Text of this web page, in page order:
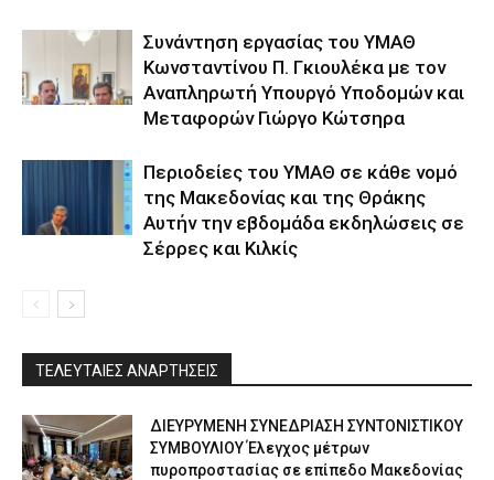
Συνάντηση εργασίας του ΥΜΑΘ
Κωνσταντίνου Π. Γκιουλέκα με τον
Αναπληρωτή Υπουργό Υποδομών και
Μεταφορών Γιώργο Κώτσηρα
Περιοδείες του ΥΜΑΘ σε κάθε νομό
της Μακεδονίας και της Θράκης
Αυτήν την εβδομάδα εκδηλώσεις σε
Σέρρες και Κιλκίς
ΤΕΛΕΥΤΑΙΕΣ ΑΝΑΡΤΗΣΕΙΣ
ΔΙΕΥΡΥΜΕΝΗ ΣΥΝΕΔΡΙΑΣΗ ΣΥΝΤΟΝΙΣΤΙΚΟΥ
ΣΥΜΒΟΥΛΙΟΥ Έλεγχος μέτρων
πυροπροστασίας σε επίπεδο Μακεδονίας